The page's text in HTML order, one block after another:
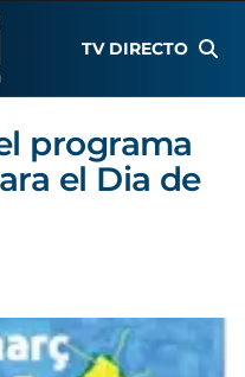
TV DIRECTO
programa
el Dia de